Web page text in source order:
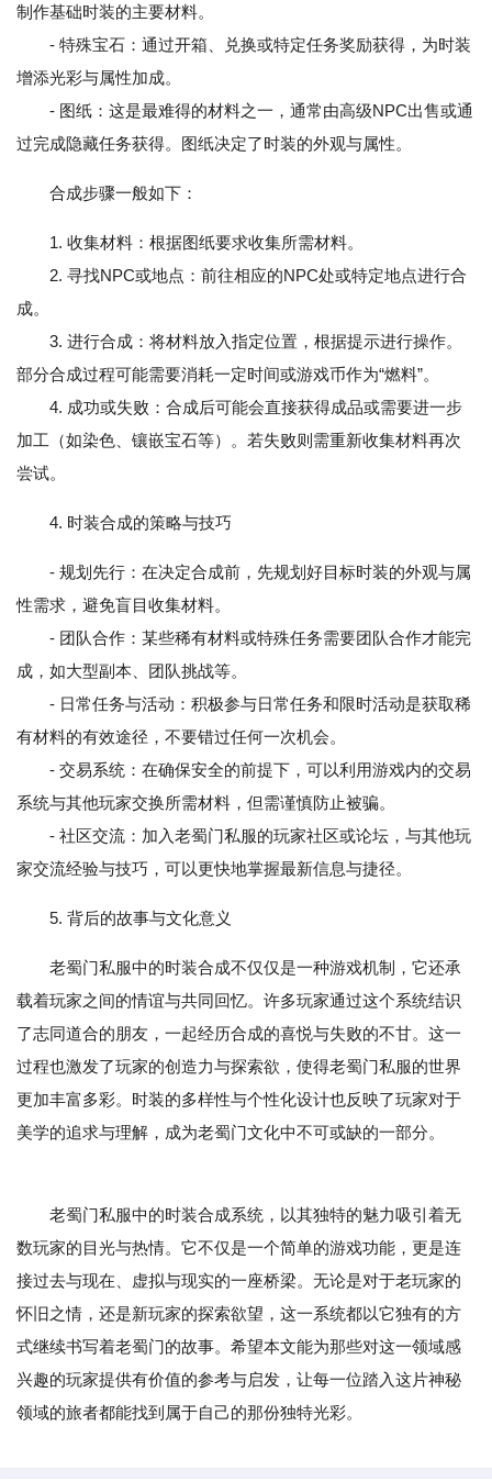
制作基础时装的主要材料。
- 特殊宝石：通过开箱、兑换或特定任务奖励获得，为时装
增添光彩与属性加成。
- 图纸：这是最难得的材料之一，通常由高级NPC出售或通
过完成隐藏任务获得。图纸决定了时装的外观与属性。
合成步骤一般如下：
1. 收集材料：根据图纸要求收集所需材料。
2. 寻找NPC或地点：前往相应的NPC处或特定地点进行合
成。
3. 进行合成：将材料放入指定位置，根据提示进行操作。
部分合成过程可能需要消耗一定时间或游戏币作为“燃料”。
4. 成功或失败：合成后可能会直接获得成品或需要进一步
加工（如染色、镶嵌宝石等）。若失败则需重新收集材料再次
尝试。
4. 时装合成的策略与技巧
- 规划先行：在决定合成前，先规划好目标时装的外观与属
性需求，避免盲目收集材料。
- 团队合作：某些稀有材料或特殊任务需要团队合作才能完
成，如大型副本、团队挑战等。
- 日常任务与活动：积极参与日常任务和限时活动是获取稀
有材料的有效途径，不要错过任何一次机会。
- 交易系统：在确保安全的前提下，可以利用游戏内的交易
系统与其他玩家交换所需材料，但需谨慎防止被骗。
- 社区交流：加入老蜀门私服的玩家社区或论坛，与其他玩
家交流经验与技巧，可以更快地掌握最新信息与捷径。
5. 背后的故事与文化意义
老蜀门私服中的时装合成不仅仅是一种游戏机制，它还承
载着玩家之间的情谊与共同回忆。许多玩家通过这个系统结识
了志同道合的朋友，一起经历合成的喜悦与失败的不甘。这一
过程也激发了玩家的创造力与探索欲，使得老蜀门私服的世界
更加丰富多彩。时装的多样性与个性化设计也反映了玩家对于
美学的追求与理解，成为老蜀门文化中不可或缺的一部分。
老蜀门私服中的时装合成系统，以其独特的魅力吸引着无
数玩家的目光与热情。它不仅是一个简单的游戏功能，更是连
接过去与现在、虚拟与现实的一座桥梁。无论是对于老玩家的
怀旧之情，还是新玩家的探索欲望，这一系统都以它独有的方
式继续书写着老蜀门的故事。希望本文能为那些对这一领域感
兴趣的玩家提供有价值的参考与启发，让每一位踏入这片神秘
领域的旅者都能找到属于自己的那份独特光彩。